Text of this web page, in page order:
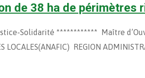
de 38 ha de
Solidarité ************ Maître
LOCALES(ANAFIC) REGION